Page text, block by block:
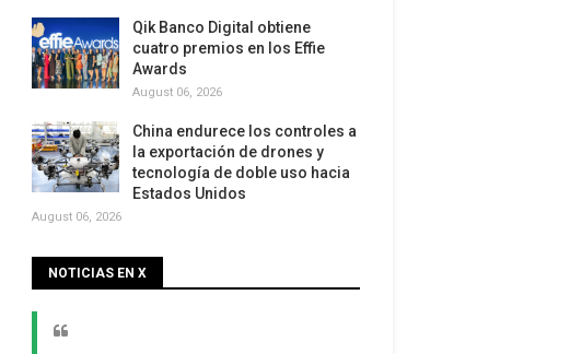
Qik Banco Digital obtiene
cuatro premios en los Effie
Awards
August 06, 2026
China endurece los controles a
la exportación de drones y
tecnología de doble uso hacia
Estados Unidos
August 06, 2026
NOTICIAS EN X